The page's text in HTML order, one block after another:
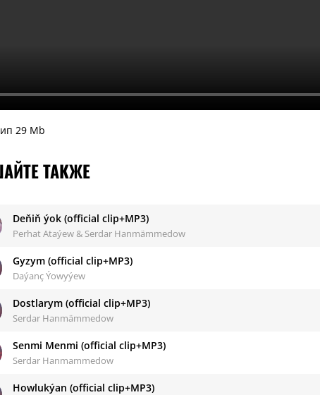
29 Mb
ТАКЖЕ
Deňiň ýok (official clip+MP3)
Perhat Ataýew & Serdar Hanmämmedow
Gyzym (official clip+MP3)
Daýanç Ýowyýew
Dostlarym (official clip+MP3)
Serdar Hanmämmedow
Senmi Menmi (official clip+MP3)
Serdar Hanmammedow
Howlukýan (official clip+MP3)